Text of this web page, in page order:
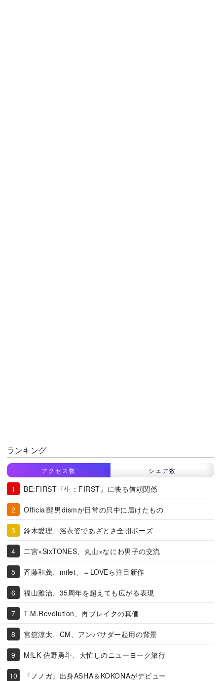
ランキング
アクセス数 シェア数
BE:FIRST『生：FIRST』に映る信頼関係
Official髭男dismが日常の只中に届けたもの
鈴木愛理、浴衣姿であざとさ全開ポーズ
二宮×SixTONES、丸山×なにわ男子の交流
斉藤和義、milet、＝LOVEら注目新作
福山雅治、35周年を超えても広がる表現
T.M.Revolution、再ブレイクの真価
宮舘涼太、CM、アンバサダー起用の背景
M!LK 佐野勇斗、大忙しのニューヨーク旅行
『ノノガ』出身ASHA＆KOKONAがデビュー